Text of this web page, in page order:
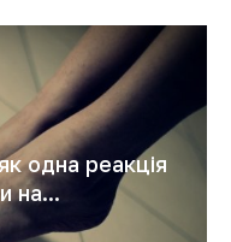
одна реакція
на...